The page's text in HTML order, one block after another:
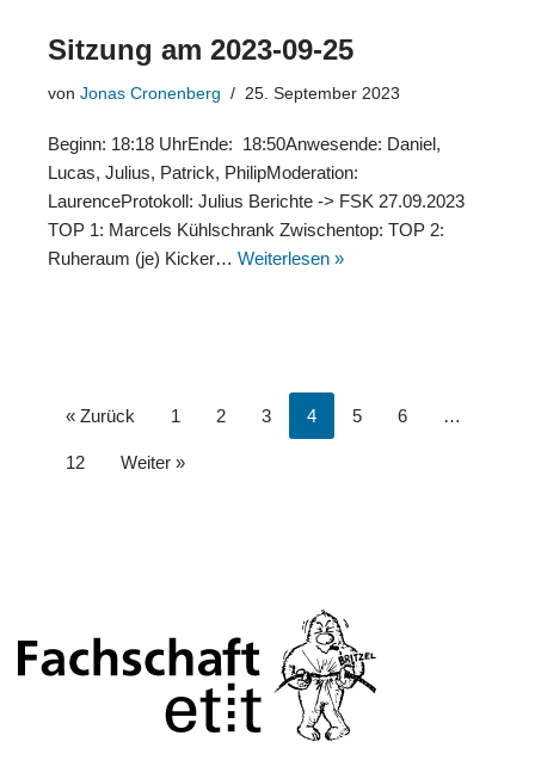
Sitzung am 2023-09-25
von Jonas Cronenberg 25. September 2023
Beginn: 18:18 UhrEnde: 18:50Anwesende: Daniel,
Lucas, Julius, Patrick, PhilipModeration:
LaurenceProtokoll: Julius Berichte -> FSK 27.09.2023
TOP 1: Marcels Kühlschrank Zwischentop: TOP 2:
Ruheraum (je) Kicker… Weiterlesen »
« Zurück 1 2 3 4 5 6 …
12 Weiter »